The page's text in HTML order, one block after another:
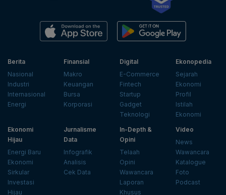
Berita
Nasional
Industri
Internasional
Energi
Finansial
Makro
Keuangan
Bursa
Korporasi
Digital
E-Commerce
Fintech
Startup
Gadget
Teknologi
Ekonopedia
Sejarah
Ekonomi
Profil
Istilah
Ekonomi
Ekonomi
Hijau
Energi Baru
Ekonomi
Sirkular
Investasi
Hijau
Jurnalisme
Data
Infografik
Analisis
Cek Data
In-Depth &
Opini
Telaah
Opini
Wawancara
Laporan
Khusus
Video
News
Wawancara
Katalogue
Foto
Podcast